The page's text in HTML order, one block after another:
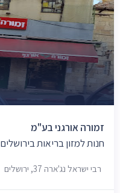
זמורה אורגני בע"מ
חנות למזון בריאות בירושלים
רבי ישראל נג'ארה 37, ירושלים